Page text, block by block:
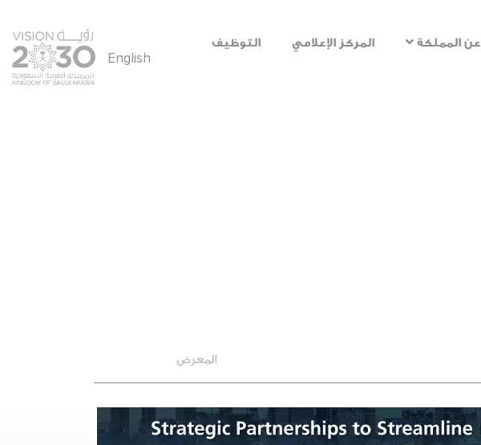
عن المملكة المركز الإعلامي
التوظيف
English
المعرض